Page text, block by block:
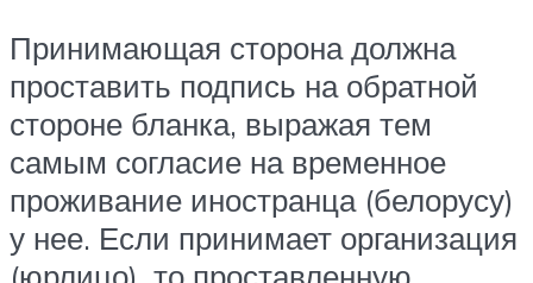
Принимающая сторона должна
проставить подпись на обратной
стороне бланка, выражая тем
самым согласие на временное
проживание иностранца (белорусу)
у нее. Если принимает организация